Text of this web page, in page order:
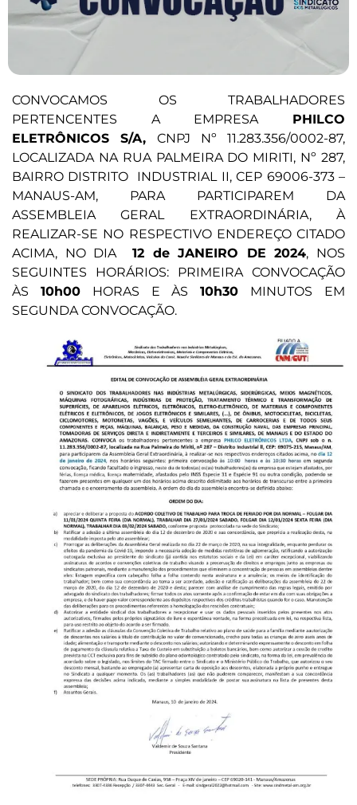
CONVOCAMOS OS TRABALHADORES
PERTENCENTES A EMPRESA PHILCO
ELETRÔNICOS S/A, CNPJ Nº 11.283.356/0002-87,
LOCALIZADA NA RUA PALMEIRA DO MIRITI, Nº 287,
BAIRRO DISTRITO INDUSTRIAL II, CEP 69006-373 –
MANAUS-AM, PARA PARTICIPAREM DA
ASSEMBLEIA GERAL EXTRAORDINÁRIA, À
REALIZAR-SE NO RESPECTIVO ENDEREÇO CITADO
ACIMA, NO DIA
12 de JANEIRO DE 2024, NOS
SEGUINTES HORÁRIOS: PRIMEIRA CONVOCAÇÃO
ÀS 10h00HORAS E ÀS10h30 MINUTOS EM
SEGUNDA CONVOCAÇÃO.